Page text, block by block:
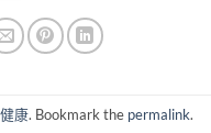
康. Bookmark the permalink.